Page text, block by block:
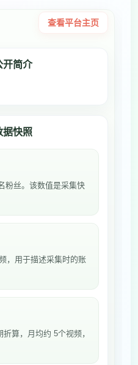
查看平台主页
开简介
据快照
粉丝。该数值是采集快
，用于描述采集时的账
算，月均约 5个视频，